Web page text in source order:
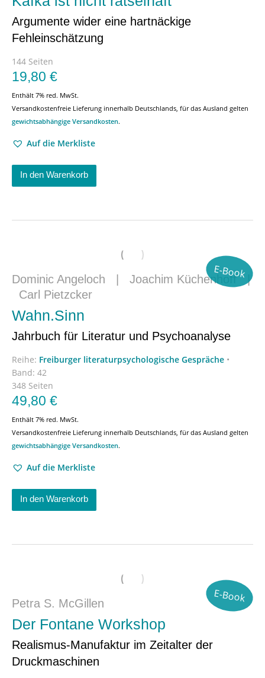
Argumente wider eine hartnäckige
Fehleinschätzung
144 Seiten
19,80 €
Enthält 7% red. MwSt.
Versandkostenfreie Lieferung innerhalb Deutschlands, für das Ausland gelten
gewichtsabhängige Versandkosten.
Auf die Merkliste
In den Warenkorb
E-Book
Dominic Angeloch Joachim Küchenhoff|
Carl Pietzcker
Wahn.Sinn
Jahrbuch für Literatur und Psychoanalyse
Reihe: Freiburger literaturpsychologische Gespräche •
Band: 42
348 Seiten
49,80 €
Enthält 7% red. MwSt.
Versandkostenfreie Lieferung innerhalb Deutschlands, für das Ausland gelten
gewichtsabhängige Versandkosten.
Auf die Merkliste
In den Warenkorb
E-Book
Petra S. McGillen
Der Fontane Workshop
Realismus-Manufaktur im Zeitalter der
Druckmaschinen